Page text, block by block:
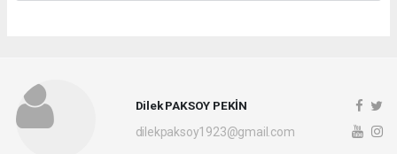
Dilek PAKSOY PEKİN
dilekpaksoy1923@gmail.com